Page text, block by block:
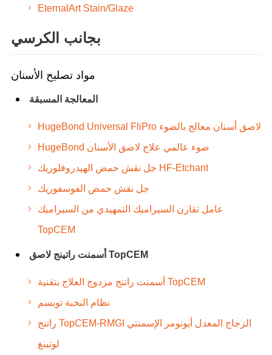
EternalArt Stain/Glaze
بجانب الكرسي
مواد تصليح الأسنان
المعالجة المسبقة
HugeBond Universal FliPro لاصق أسنان معالج بالضوء
HugeBond ضوء عالمي علاج لاصق الأسنان
جل نقش حمض الهيدروفلوريك HF-Etchant
جل نقش حمض الفوسفوريك
عامل تقارن السيراميك التمهيدي من السيراميك
TopCEM
أسمنت راتينج لاصق TopCEM
أسمنت راتنج مزدوج العلاج بتقنية TopCEM
نظام النخبة توبسم
راتنج TopCEM-RMGI الزجاج المعدل أيونومر الإسمنتي
لوتينغ